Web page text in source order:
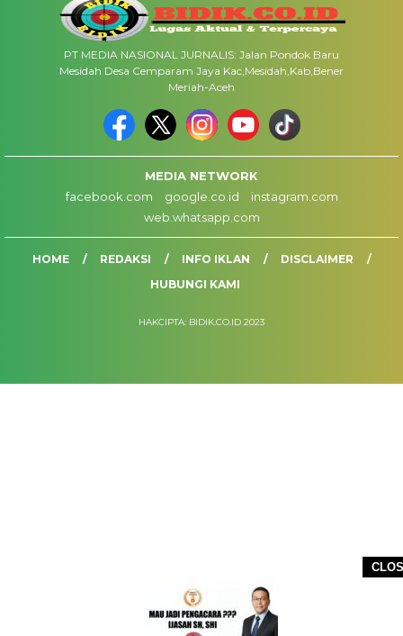
PT MEDIA NASIONAL JURNALIS: Jalan Pondok Baru
Mesidah Desa Cemparam Jaya Kac,Mesidah,Kab,Bener
Meriah-Aceh
MEDIA NETWORK
facebook.com
google.co.id
instagram.com
web.whatsapp.com
HOME REDAKSI INFO IKLAN
DISCLAIMER
HUBUNGI KAMI
HAKCIPTA: BIDIK.CO.ID 2023